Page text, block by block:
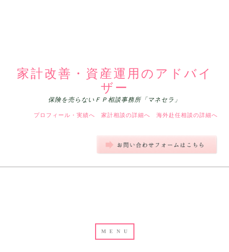
家計改善・資産運用のアドバイ
ザー
保険を売らないＦＰ相談事務所「マネセラ」
プロフィール・実績へ 家計相談の詳細へ 海外赴任相談の詳細へ